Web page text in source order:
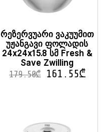
რეზერვუარი ვაკუუმით
უჟანგავი ფოლადის
24x24x15.8 სმ Fresh &
Save Zwilling
179.50₾ 161.55₾